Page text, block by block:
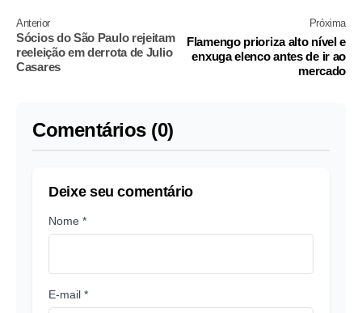
Anterior
Sócios do São Paulo rejeitam
reeleição em derrota de Julio
Casares
Próxima
Flamengo prioriza alto nível e
enxuga elenco antes de ir ao
mercado
Comentários (0)
Deixe seu comentário
Nome *
E-mail *